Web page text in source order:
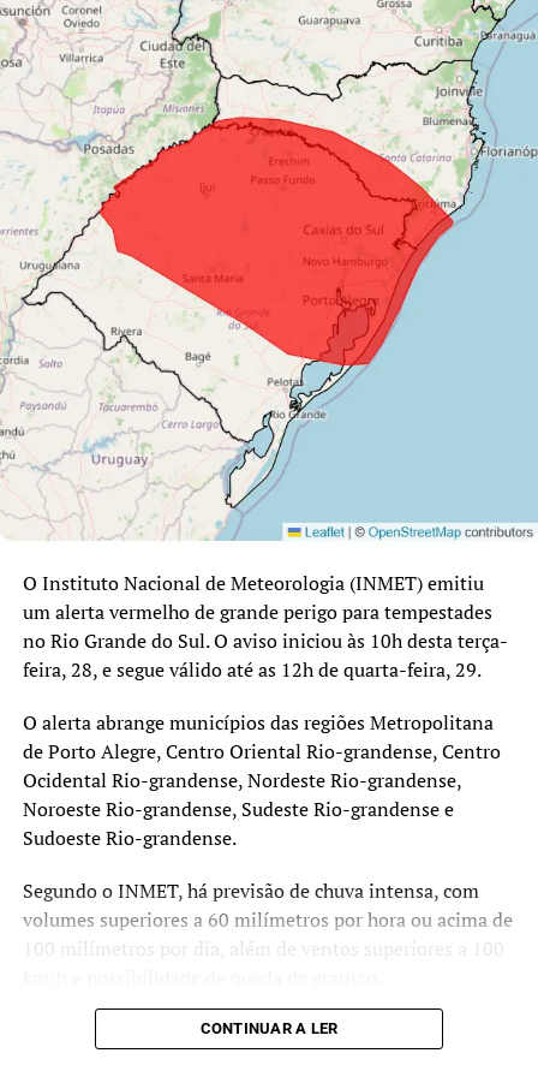
O Instituto Nacional de Meteorologia (INMET) emitiu
um alerta vermelho de grande perigo para tempestades
no Rio Grande do Sul. O aviso iniciou às 10h desta terça-
feira, 28, e segue válido até as 12h de quarta-feira, 29.
O alerta abrange municípios das regiões Metropolitana
de Porto Alegre, Centro Oriental Rio-grandense, Centro
Ocidental Rio-grandense, Nordeste Rio-grandense,
Noroeste Rio-grandense, Sudeste Rio-grandense e
Sudoeste Rio-grandense.
Segundo o INMET, há previsão de chuva intensa, com
volumes superiores a 60 milímetros por hora ou acima de
100 milímetros por dia, além de ventos superiores a 100
O aviso indica risco de grandes danos em edificações,
CONTINUAR A LER